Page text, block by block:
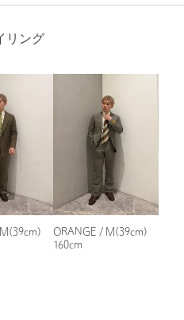
のUNITED ARROWS各店舗ま
ださい。
詳細
返品等について
裾上げについて
M-L(40cm) L(41cm) L-XL(42cm)
リング
ORANGE / M(39cm)
160cm